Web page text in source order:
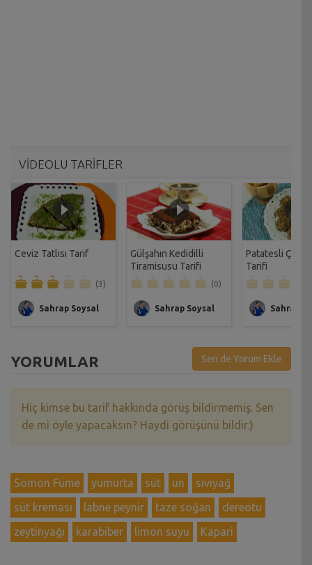
VİDEOLU TARİFLER
Ceviz Tatlısı Tarif
(3)
Sahrap Soysal
Gülşahın Kedidilli
Tiramisusu Tarifi
(0)
Sahrap Soysal
Patatesli Çıtır
Tarifi
Sahrap
YORUMLAR Sen de Yorum Ekle
Hiç kimse bu tarif hakkında görüş bildirmemiş. Sen
de mi öyle yapacaksın? Haydi görüşünü bildir:)
Somon Füme yumurta süt un
sıvıyağ
süt kreması
labne peynir taze soğan
dereotu
zeytinyağı
karabiber limon suyu Kapari